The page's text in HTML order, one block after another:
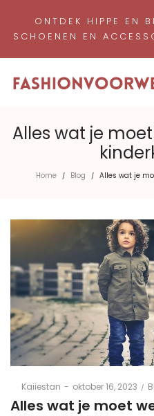
ONTDEK HIPPE EN
SCHOENEN EN
Alles wat je
Home / Blog / Alles wat je
Kaiiestan
Posted
on
oktober 16, 2023
Alles wat je moet